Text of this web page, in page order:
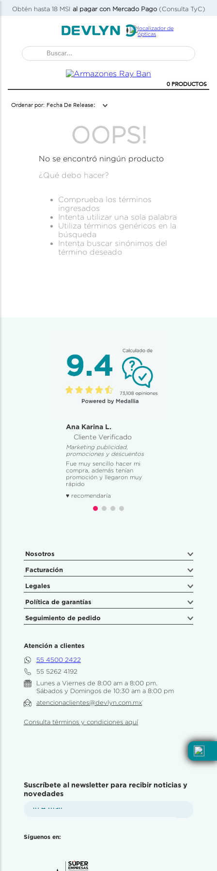
Obtén hasta 18 MSI al pagar con Mercado Pago(Consulta TyC)
Buscar...
0 PRODUCTOS
Fecha De Release
OOPS!
No se encontró ningún producto
¿Qué debo hacer?
Comprueba los términos
ingresados
Intenta utilizar una sola palabra
Utiliza términos genéricos en la
búsqueda
Intenta buscar sinónimos del
término deseado
Ana Karina L.
Cliente Verificado
Marketing publicidad,
promociones y descuentos
Fue muy sencillo hacer mi
compra, además tenían
promoción y llegaron muy
rápido
♥ recomendaría
Nosotros
Facturación
Legales
Política de garantías
Seguimiento de pedido
Atención a clientes
55 4500 2422
55 5262 4192
Lunes a Viernes de 8:00 am a 8:00 pm.
Sábados y Domingos de 10:30 am a 8:00 pm
atencionaclientes@devlyn.com.mx
Consulta términos y condiciones aquí
Suscríbete al newsletter para recibir noticias y
novedades
Síguenos en: